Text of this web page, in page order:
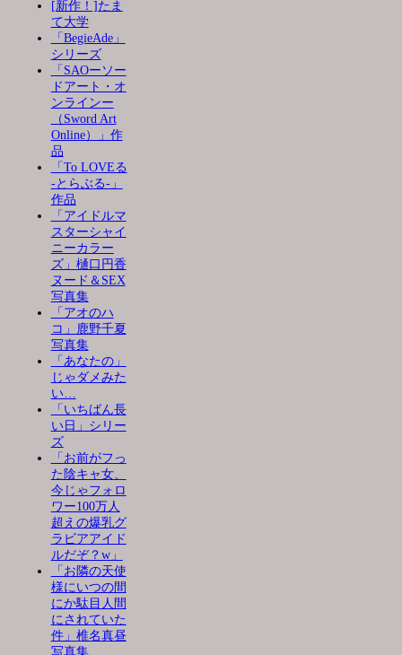
[新作！]たま
て大学
「BegieAde」
シリーズ
「SAOーソー
ドアート・オ
ンラインー
（Sword Art
Online）」作
品
「To LOVEる
-とらぶる-」
作品
「アイドルマ
スターシャイ
ニーカラー
ズ」樋口円香
ヌード＆SEX
写真集
「アオのハ
コ」鹿野千夏
写真集
「あなたの」
じゃダメみた
い…
「いちばん長
い日」シリー
ズ
「お前がフっ
た陰キャ女、
今じゃフォロ
ワー100万人
超えの爆乳グ
ラビアアイド
ルだぞ？w」
「お隣の天使
様にいつの間
にか駄目人間
にされていた
件」椎名真昼
写真集